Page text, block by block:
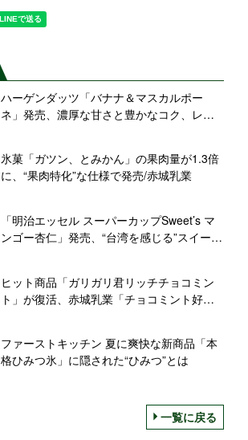
ハーゲンダッツ「バナナ＆マスカルポー
ネ」発売、濃厚な甘さと豊かなコク、レモ
氷菓「ガツン、とみかん」の果肉量が1.3倍
に、“果肉特化”な仕様で発売/赤城乳業
「明治エッセル スーパーカップSweet’s マ
ンゴー杏仁」発売、“台湾を感じる”スイーツ
ヒット商品「ガリガリ君リッチチョコミン
ト」が復活、赤城乳業「チョコミント好き
ファーストキッチン 夏に爽快な新商品「本
格ひみつ氷」に隠された“ひみつ”とは
一覧に戻る